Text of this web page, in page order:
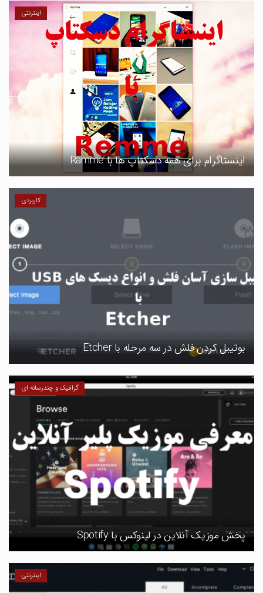
اینترنتی
اینستاگرام برای همه دسکتاپ ها با Ramme
کاربردی
بوتیبل کردن فلش در سه مرحله با Etcher
گرافیک و چندرسانه ای
پخش موزیک آنلاین در لینوکس با Spotify
اینترنتی